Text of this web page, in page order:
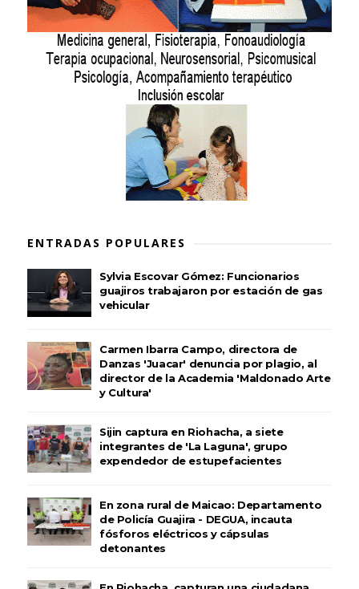
ENTRADAS POPULARES
Sylvia Escovar Gómez: Funcionarios
guajiros trabajaron por estación de gas
vehicular
Carmen Ibarra Campo, directora de
Danzas 'Juacar' denuncia por plagio, al
director de la Academia 'Maldonado Arte
y Cultura'
Sijin captura en Riohacha, a siete
integrantes de 'La Laguna', grupo
expendedor de estupefacientes
En zona rural de Maicao: Departamento
de Policía Guajira - DEGUA, incauta
fósforos eléctricos y cápsulas
detonantes